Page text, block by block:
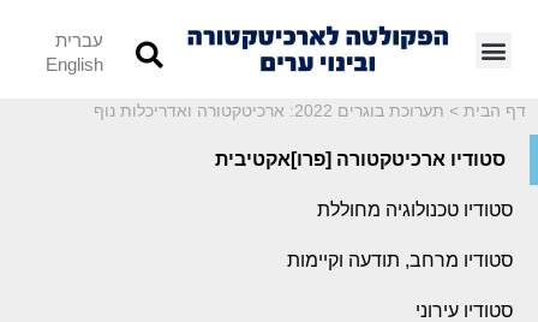
עברית
English
דף הבית > תערוכת בוגרים 2022: ארכיטקטורה ואדריכלות נוף
סטודיו ארכיטקטורה [פרו]אקטיבית
סטודיו טכנולוגיה מחוללת
סטודיו מרחב, תודעה וקיימות
סטודיו עירוני